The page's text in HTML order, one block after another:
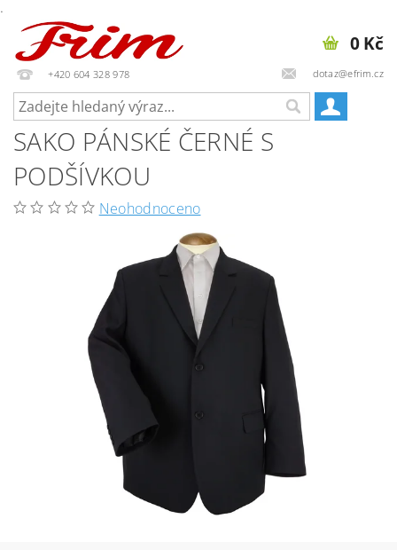
.
+420 604 328 978 dotaz@efrim.cz
0 Kč
SAKO PÁNSKÉ ČERNÉ S
PODŠÍVKOU
Neohodnoceno